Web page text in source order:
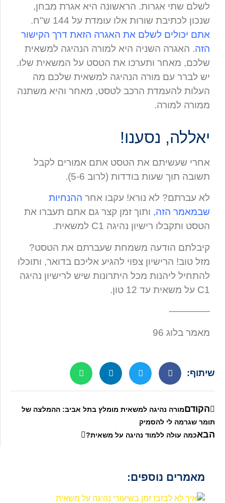
לשלם שתי אגרות. הראשונה היא אגרת מבחן,
שנכון לכתיבת שורות אלו עומדת על 144 ש"ח.
אתם יכולים לשלם את האגרה הזאת דרך הקישור
הזה. האגרה השניה היא למורה הנהיגה למשאית
שלכם, מאחר ותערכו את הטסט על המשאית שלו.
יש לברר עם מורה הנהיגה למשאית שלכם מה
העלות להעמדת הרכב לטסט, מאחר והיא משתנה
ממורה למורה.
יאללה, נסענו!
אחרי שעשיתם את הטסט אתם אמורים לקבל
תשובה תוך שעות בודדות (לרוב 5-6).
לא עברתם? לא נורא! עקבו אחר ההנחיות
שבמאמר הזה, ותוך זמן קצר גם אתם תעברו את
הטסט ותקבלו רישיון נהיגה C1 למשאית.
קיבלתם הודעה משמחת שעברתם את הטסט?
מזל טוב! הרישיון צפוי להגיע אליכם בדואר, ותוכלו
להתחיל ליהנות מכל היתרונות שיש לרישיון נהיגה
C1 על משאית עד 12 טון.
————-
מאמר בלוג 96
שיתוף:
הקודםמורה נהיגה למשאית מומלץ בתל אביב: ההמלצה של
תומר שגרמה לי להסמיק
הבאכמה עולה ללמוד נהיגה על משאית?
מאמרים נוספים: